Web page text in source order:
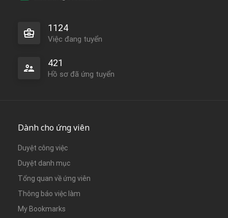
1124
Việc đang tuyển
421
Hồ sơ đã ứng tuyển
Dành cho ứng viên
Duyệt công việc
Duyệt danh mục
Tổng quan về ứng viên
Thông báo việc làm
My Bookmarks